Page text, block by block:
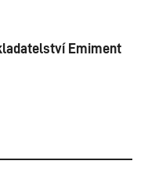
Emiment